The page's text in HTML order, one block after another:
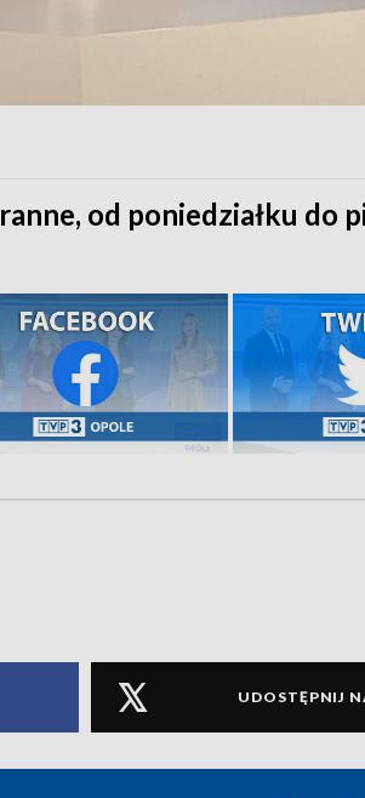
od poniedziałku do
UDOSTĘPNIJ